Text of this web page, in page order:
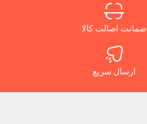
ضمانت اصالت کالا
ارسال سریع